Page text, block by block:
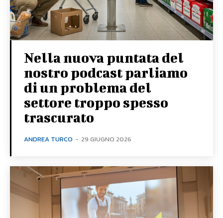
Nella nuova puntata del
nostro podcast parliamo
di un problema del
settore troppo spesso
trascurato
ANDREA TURCO - 29 GIUGNO 2026